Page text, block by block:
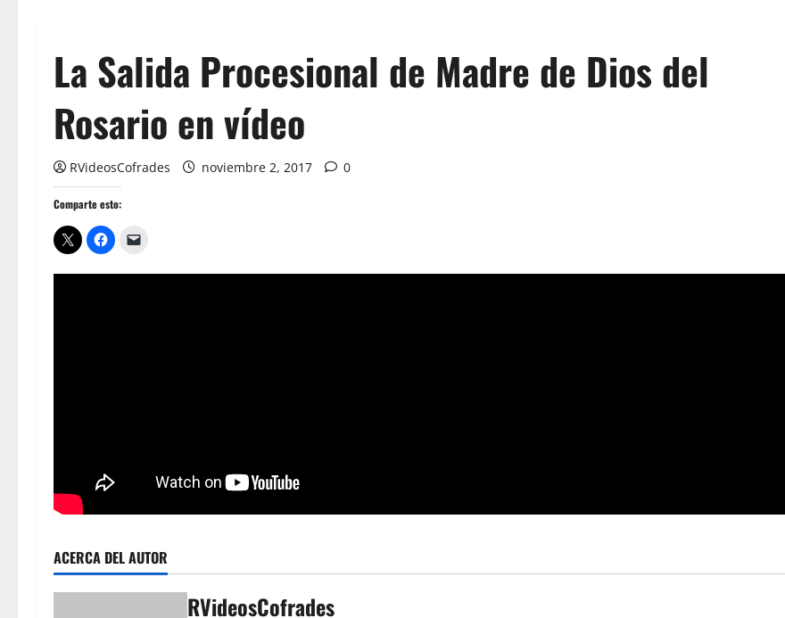
La Salida Procesional de Madre de Dios del
Rosario en vídeo
RVideosCofrades noviembre 2, 2017 0
Comparte esto:
ACERCA DEL AUTOR
RVideosCofrades